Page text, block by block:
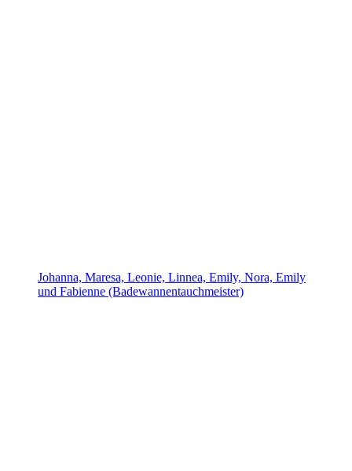
Johanna, Maresa, Leonie, Linnea, Emily, Nora, Emily
und Fabienne (Badewannentauchmeister)